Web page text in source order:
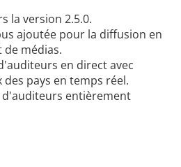
la version 2.5.0.
ajoutée pour la diffusion en
médias.
en direct avec
pays en temps réel.
d'auditeurs entièrement